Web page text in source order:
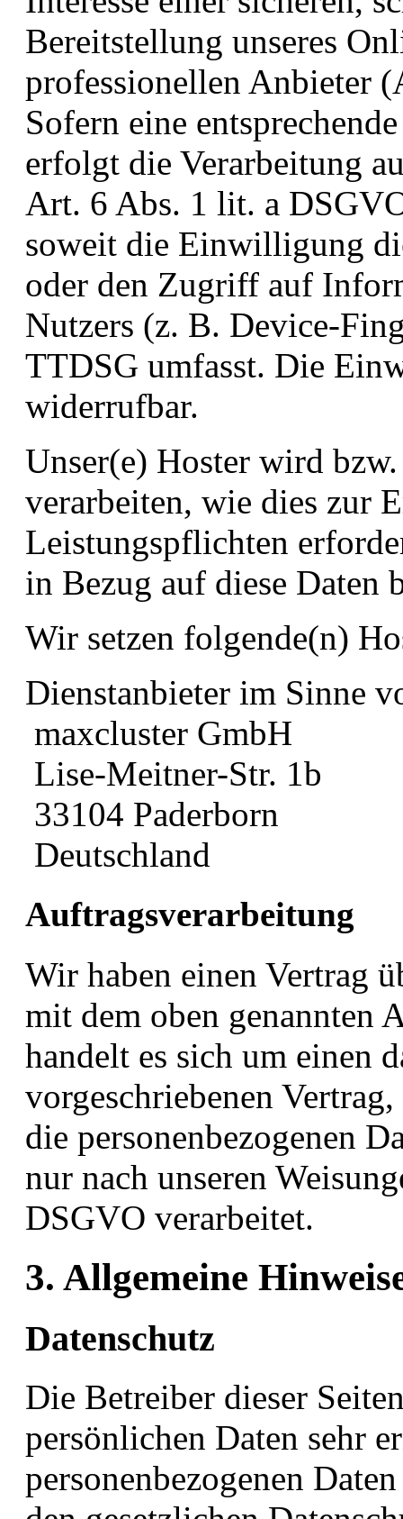
Bereitstellung unseres
professionellen Anbieter
Sofern eine
erfolgt die Verarbeitung
Art. 6 Abs. 1 lit. a
soweit die Einwilligung
oder den Zugriff auf
Nutzers (z. B. Device-
TTDSG umfasst. Die
widerrufbar.
Unser(e) Hoster wird
verarbeiten, wie dies zur
Leistungspflichten
in Bezug auf diese Daten
Wir setzen folgende(n)
Dienstanbieter im Sinne
maxcluster GmbH
Lise-Meitner-Str. 1b
33104 Paderborn
Deutschland
Auftragsverarbeitung
Wir haben einen Vertrag
mit dem oben genannten
handelt es sich um einen
vorgeschriebenen
die personenbezogenen
nur nach unseren
DSGVO verarbeitet.
3. Allgemeine
Datenschutz
Die Betreiber dieser
persönlichen Daten sehr
personenbezogenen